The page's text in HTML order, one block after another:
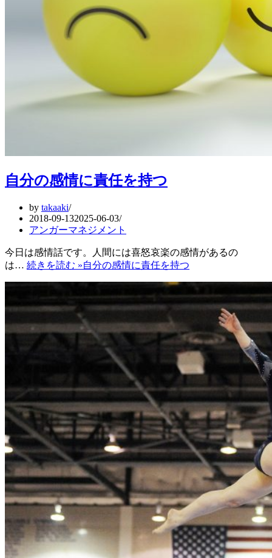
自分の感情に責任を持つ
by takaaki
2018-09-132025-06-03
アンガーマネジメント
今日は感情話です。人間には喜怒哀楽の感情があるの
は… 続きを読む »自分の感情に責任を持つ